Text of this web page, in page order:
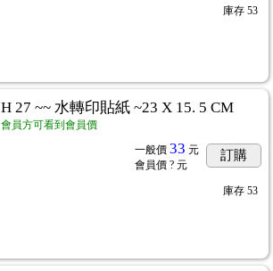
庫存 53
H 27 ~~ 水轉印貼紙 ~23 X 15. 5 CM
會員方可看到會員價
一般價 33 元
會員價 ? 元
訂購
庫存 53